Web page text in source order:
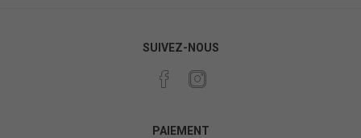
SUIVEZ-NOUS
PAIEMENT